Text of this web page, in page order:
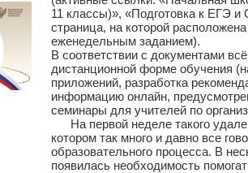
11 классы)», «Подготовка к ЕГЭ
страница, на которой
еженедельным заданием).
В соответствии с документами
дистанционной форме обучения
приложений, разработка
информацию онлайн,
семинары для учителей по
На первой неделе такого
котором так много и давно все
образовательного процесса. В
появилась необходимость